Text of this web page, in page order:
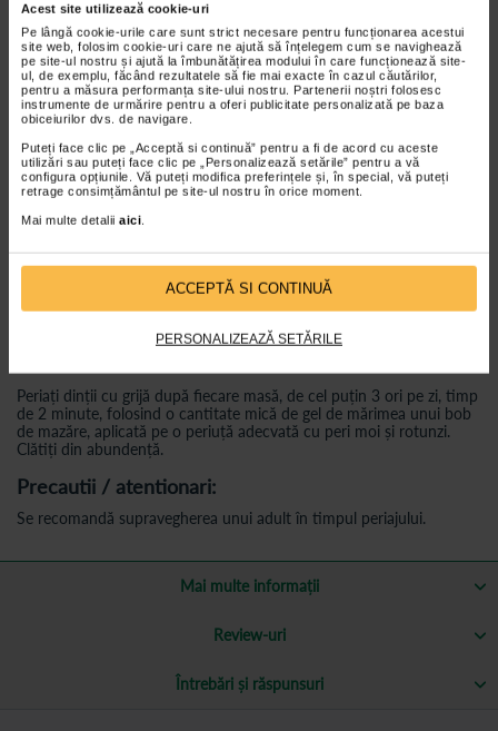
Acest site utilizează cookie-uri
Pe lângă cookie-urile care sunt strict necesare pentru funcționarea acestui
site web, folosim cookie-uri care ne ajută să înțelegem cum se navighează
pe site-ul nostru și ajută la îmbunătățirea modului în care funcționează site-
ul, de exemplu, făcând rezultatele să fie mai exacte în cazul căutărilor,
pentru a măsura performanța site-ului nostru. Partenerii noștri folosesc
instrumente de urmărire pentru a oferi publicitate personalizată pe baza
obiceiurilor dvs. de navigare.
Puteți face clic pe „Acceptă si continuă” pentru a fi de acord cu aceste
utilizări sau puteți face clic pe „Personalizează setările” pentru a vă
configura opțiunile. Vă puteți modifica preferințele și, în special, vă puteți
retrage consimțământul pe site-ul nostru în orice moment.
Mai multe detalii aici
ACCEPTĂ SI CONTINUĂ
PERSONALIZEAZĂ SETĂRILE
Beneficii Pasta de dinti pentru copii, Foramen:
Formulă cu TRIPLĂ ACȚIUNE:
FLUORUL previne eficient cariile dentare.
CALCIUL remineralizează smalțul dentar.
REVIGORANT și cu o aromă plăcută de căpșuni.
Neabraziv, fără gluten.
Testat sub control stomatologic.
Ingrediente:
CONȚINE: Fluorură de sodiu 0,112%.
Apă, Sorbitol, Silice hidratată, Glicerină, PEG-32, Laurilsulfat de
sodiu, Lactat de calciu, Gumă de celuloză, Aromă, Sorbat de
potasiu, Zaharină sodică, Fluorură de sodiu, Acid malic, CI 16035,
Periați dinții cu grijă după fiecare masă, de cel puțin 3 ori pe zi, timp
de 2 minute, folosind o cantitate mică de gel de mărimea unui bob
de mazăre, aplicată pe o periuță adecvată cu peri moi și rotunzi.
Clătiți din abundență.
Precautii / atentionari:
Se recomandă supravegherea unui adult în timpul periajului.
Mai multe informații
Review-uri
Întrebări și răspunsuri